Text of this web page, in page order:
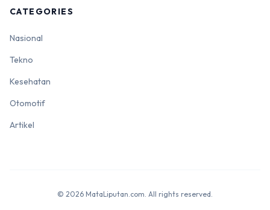
CATEGORIES
Nasional
Tekno
Kesehatan
Otomotif
Artikel
© 2026 MataLiputan.com. All rights reserved.